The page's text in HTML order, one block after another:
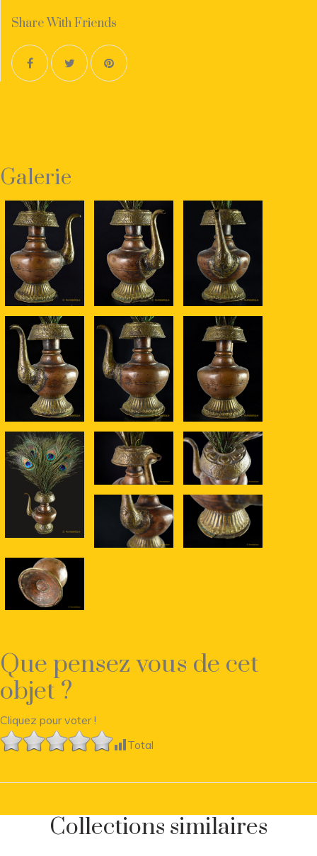
Share With Friends
Galerie
Que pensez vous de cet
objet ?
Cliquez pour voter !
Total
Collections similaires